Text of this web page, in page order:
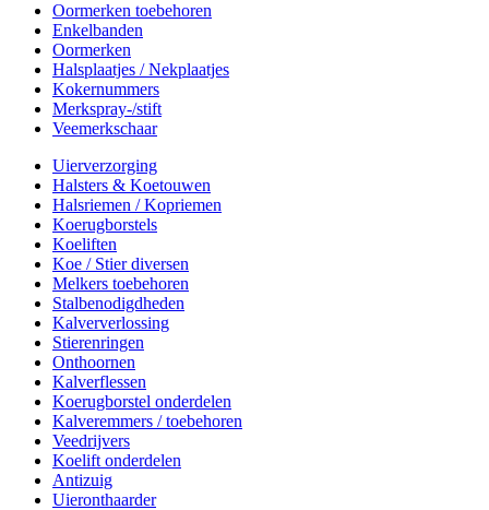
Oormerken toebehoren
Enkelbanden
Oormerken
Halsplaatjes / Nekplaatjes
Kokernummers
Merkspray-/stift
Veemerkschaar
Uierverzorging
Halsters & Koetouwen
Halsriemen / Kopriemen
Koerugborstels
Koeliften
Koe / Stier diversen
Melkers toebehoren
Stalbenodigdheden
Kalververlossing
Stierenringen
Onthoornen
Kalverflessen
Koerugborstel onderdelen
Kalveremmers / toebehoren
Veedrijvers
Koelift onderdelen
Antizuig
Uieronthaarder